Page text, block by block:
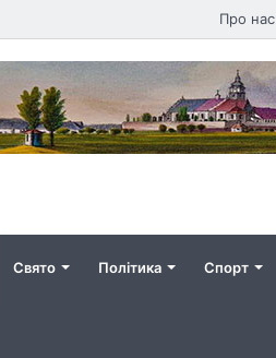
Про нас
Свято Політика Спорт